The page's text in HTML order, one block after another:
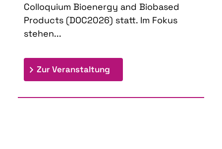
Colloquium Bioenergy and Biobased
Products (DOC2026) statt. Im Fokus
stehen...
Zur Veranstaltung